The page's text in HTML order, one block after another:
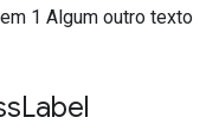
1 Algum outro texto
Label